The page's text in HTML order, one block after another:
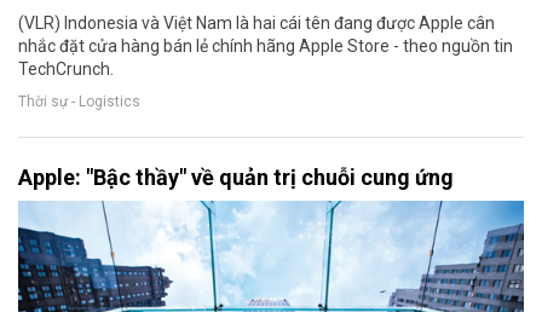
(VLR) Indonesia và Việt Nam là hai cái tên đang được Apple cân
nhắc đặt cửa hàng bán lẻ chính hãng Apple Store - theo nguồn tin
TechCrunch.
Thời sự - Logistics
Apple: "Bậc thầy" về quản trị chuỗi cung ứng